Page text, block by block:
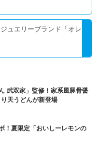
ュエリーブランド「オレ
武双家」監修！家系風豚骨醤
天うどんが新登場
！夏限定「おいしーレモンの